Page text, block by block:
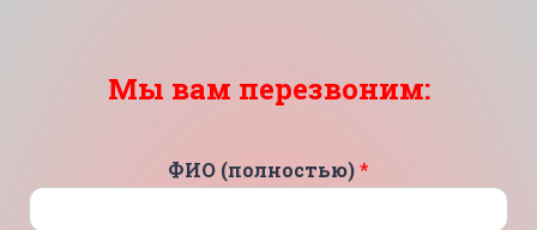
Мы вам перезвоним:
ФИО (полностью)*